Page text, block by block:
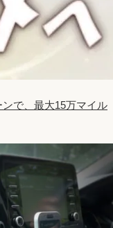
で、最大15万マイル